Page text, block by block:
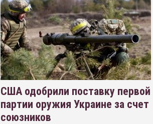
США одобрили поставку первой
партии оружия Украине за счет
союзников